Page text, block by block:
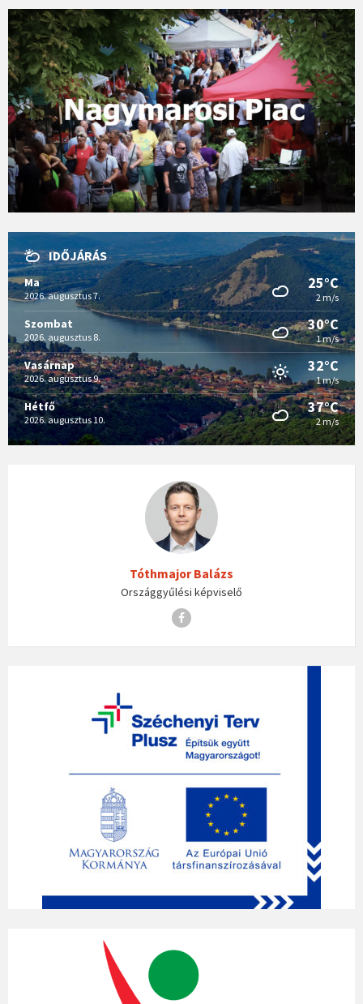
IDŐJÁRÁS
Ma
2026. augusztus 7.
25°C
2 m/s
Szombat
2026. augusztus 8.
30°C
1 m/s
Vasárnap
2026. augusztus 9.
32°C
1 m/s
Hétfő
2026. augusztus 10.
37°C
2 m/s
Tóthmajor Balázs
Országgyűlési képviselő
Facebook